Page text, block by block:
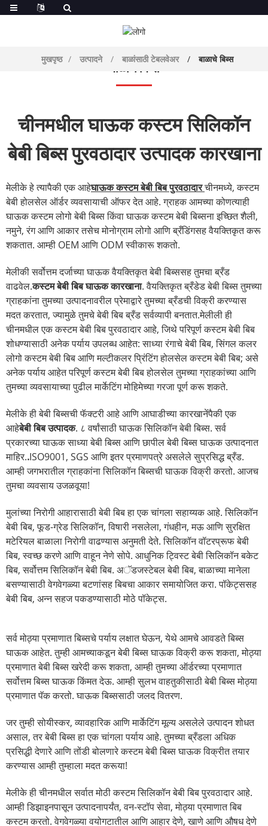
मुखपृष्ठ उत्पादने बाळांसाठी टेबलवेअर बाळाचे बिब्स
बाळाचे बिब्स
चीनमधील घाऊक कस्टम सिलिकॉन
बेबी बिब्स पुरवठादार उत्पादक कारखाना
मेलीके हे त्यापैकी एक आहेघाऊक कस्टम बेबी बिब पुरवठादारचीनमध्ये, कस्टम
बेबी होलसेल ऑर्डर व्यवसायाची ऑफर देत आहे. ग्राहक आमच्या कोणत्याही
घाऊक कस्टम लोगो बेबी बिब्स किंवा घाऊक कस्टम बेबी बिब्सना इच्छित शैली,
नमुने, रंग आणि आकार तसेच मोनोग्राम लोगो आणि ब्रँडिंगसह वैयक्तिकृत करू
शकतात. आम्ही OEM आणि ODM स्वीकारू शकतो.
मेलीकी सर्वोत्तम दर्जाच्या घाऊक वैयक्तिकृत बेबी बिब्ससह तुमचा ब्रँड
वाढवेल.कस्टम बेबी बिब घाऊक कारखाना. वैयक्तिकृत ब्रँडेड बेबी बिब्स तुमच्या
ग्राहकांना तुमच्या उत्पादनावरील प्रेमाद्वारे तुमच्या ब्रँडची विक्री करण्यास
मदत करतात, ज्यामुळे तुमचे बेबी बिब ब्रँड सर्वव्यापी बनतात.मेलीली ही
चीनमधील एक कस्टम बेबी बिब पुरवठादार आहे, जिथे परिपूर्ण कस्टम बेबी बिब
शोधण्यासाठी अनेक पर्याय उपलब्ध आहेत: साध्या रंगाचे बेबी बिब, सिंगल कलर
लोगो कस्टम बेबी बिब आणि मल्टीकलर प्रिंटिंग होलसेल कस्टम बेबी बिब; असे
अनेक पर्याय आहेत परिपूर्ण कस्टम बेबी बिब होलसेल तुमच्या ग्राहकांच्या आणि
तुमच्या व्यवसायाच्या पुढील मार्केटिंग मोहिमेच्या गरजा पूर्ण करू शकते.
मेलीके ही बेबी बिब्सची फॅक्टरी आहे आणि आघाडीच्या कारखानेंपैकी एक
आहेबेबी बिब उत्पादक. ८ वर्षांसाठी घाऊक सिलिकॉन बेबी बिब्स. सर्व
प्रकारच्या घाऊक साध्या बेबी बिब्स आणि छापील बेबी बिब्स घाऊक उत्पादनात
माहिर..ISO9001, SGS आणि इतर प्रमाणपत्रे असलेले सुप्रसिद्ध ब्रँड.
आम्ही जगभरातील ग्राहकांना सिलिकॉन बिब्सची घाऊक विक्री करतो. आजच
तुमचा व्यवसाय उजळवूया!
मुलांच्या निरोगी आहारासाठी बेबी बिब हा एक चांगला सहाय्यक आहे. सिलिकॉन
बेबी बिब, फूड-ग्रेड सिलिकॉन, विषारी नसलेला, गंधहीन, मऊ आणि सुरक्षित
मटेरियल बाळाला निरोगी वाढण्यास अनुमती देते. सिलिकॉन वॉटरप्रूफ बेबी
बिब, स्वच्छ करणे आणि वाहून नेणे सोपे. आधुनिक ट्विस्ट बेबी सिलिकॉन बकेट
बिब, सर्वोत्तम सिलिकॉन बेबी बिब. अॅडजस्टेबल बेबी बिब, बाळाच्या मानेला
बसण्यासाठी वेगवेगळ्या बटणांसह बिबचा आकार समायोजित करा. पॉकेट्ससह
बेबी बिब, अन्न सहज पकडण्यासाठी मोठे पॉकेट्स.
सर्व मोठ्या प्रमाणात बिब्सचे पर्याय लक्षात घेऊन, येथे आमचे आवडते बिब्स
घाऊक आहेत. तुम्ही आमच्याकडून बेबी बिब्स घाऊक विक्री करू शकता, मोठ्या
प्रमाणात बेबी बिब्स खरेदी करू शकता, आम्ही तुमच्या ऑर्डरच्या प्रमाणात
सर्वोत्तम बिब्स घाऊक किंमत देऊ. आम्ही सुलभ वाहतुकीसाठी बेबी बिब्स मोठ्या
प्रमाणात पॅक करतो. घाऊक बिब्ससाठी जलद वितरण.
जर तुम्ही सोयीस्कर, व्यावहारिक आणि मार्केटिंग मूल्य असलेले उत्पादन शोधत
असाल, तर बेबी बिब्स हा एक चांगला पर्याय आहे. तुमच्या ब्रँडला अधिक
प्रसिद्धी देणारे आणि तोंडी बोलणारे कस्टम बेबी बिब्स घाऊक विक्रीत तयार
करण्यास आम्ही तुम्हाला मदत करूया!
मेलीके ही चीनमधील सर्वात मोठी कस्टम सिलिकॉन बेबी बिब पुरवठादार आहे.
आम्ही डिझाइनपासून उत्पादनापर्यंत, वन-स्टॉप सेवा, मोठ्या प्रमाणात बिब
कस्टम करतो. वेगवेगळ्या वयोगटातील आणि आहार देणे, खाणे आणि औषध देणे